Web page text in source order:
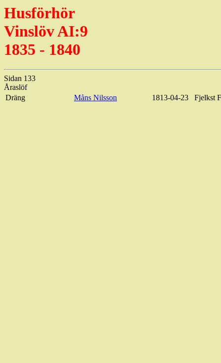
Husförhör
Vinslöv AI:9
1835 - 1840
Sidan 133
Åraslöf
Dräng
Måns Nilsson 1813-04-23 Fjelkst